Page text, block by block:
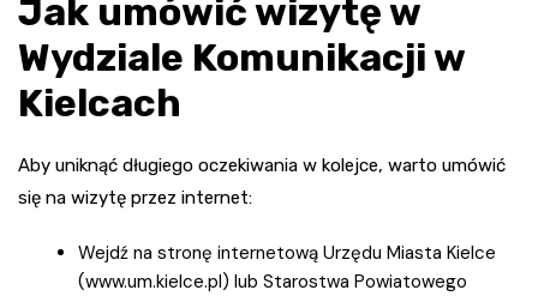
Jak umówić wizytę w
Wydziale Komunikacji w
Kielcach
Aby uniknąć długiego oczekiwania w kolejce, warto umówić
się na wizytę przez internet:
Wejdź na stronę internetową Urzędu Miasta Kielce
(www.um.kielce.pl) lub Starostwa Powiatowego